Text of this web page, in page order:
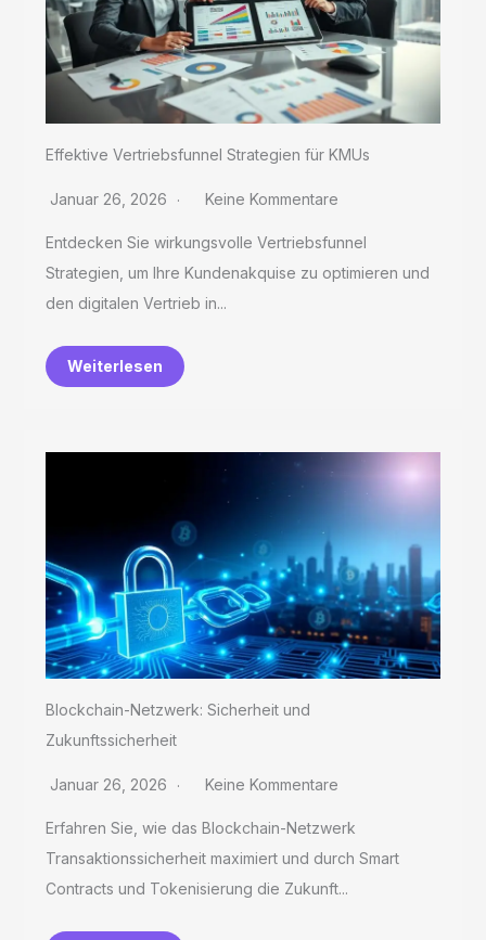
Effektive Vertriebsfunnel Strategien für KMUs
Januar 26, 2026 Keine Kommentare
Entdecken Sie wirkungsvolle Vertriebsfunnel
Strategien, um Ihre Kundenakquise zu optimieren und
den digitalen Vertrieb in...
Weiterlesen
Blockchain-Netzwerk: Sicherheit und
Zukunftssicherheit
Januar 26, 2026 Keine Kommentare
Erfahren Sie, wie das Blockchain-Netzwerk
Transaktionssicherheit maximiert und durch Smart
Contracts und Tokenisierung die Zukunft...